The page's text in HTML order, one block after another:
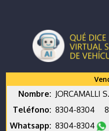
Nombre: JORCAMALLI
Teléfono: 8304-8304
Whatsapp: 8304-8304